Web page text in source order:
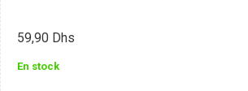
59,90 Dhs
En stock